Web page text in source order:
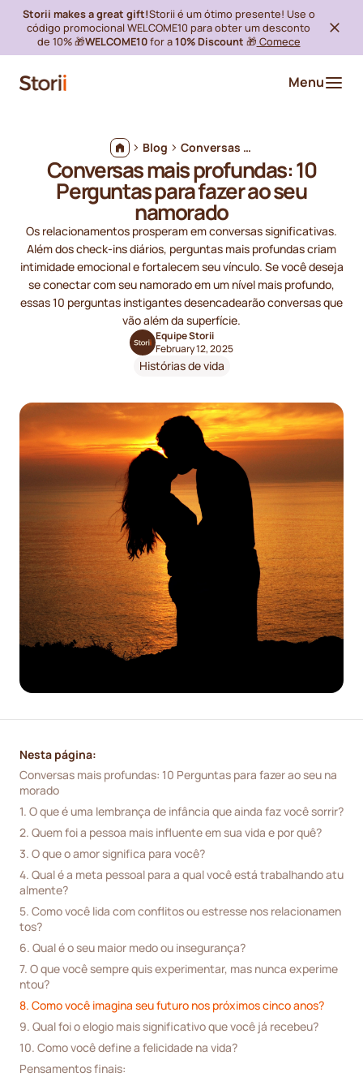
Storii makes a great gift!Storii é um ótimo presente! Use o
código promocional WELCOME10 para obter um desconto
de 10% 🎁WELCOME10for a10% Discount 🎁 Comece
Menu
Blog Conversas mais profundas: 10 Perguntas para fazer ao seu namorado
Conversas mais profundas: 10
Perguntas para fazer ao seu
namorado
Os relacionamentos prosperam em conversas significativas.
Além dos check-ins diários, perguntas mais profundas criam
intimidade emocional e fortalecem seu vínculo. Se você deseja
se conectar com seu namorado em um nível mais profundo,
essas 10 perguntas instigantes desencadearão conversas que
vão além da superfície.
Equipe Storii
February 12, 2025
Histórias de vida
Nesta página:
Conversas mais profundas: 10 Perguntas para fazer ao seu na
morado
1. O que é uma lembrança de infância que ainda faz você sorrir?
2. Quem foi a pessoa mais influente em sua vida e por quê?
3. O que o amor significa para você?
4. Qual é a meta pessoal para a qual você está trabalhando atu
almente?
5. Como você lida com conflitos ou estresse nos relacionamen
tos?
6. Qual é o seu maior medo ou insegurança?
7. O que você sempre quis experimentar, mas nunca experime
ntou?
8. Como você imagina seu futuro nos próximos cinco anos?
9. Qual foi o elogio mais significativo que você já recebeu?
10. Como você define a felicidade na vida?
Pensamentos finais: